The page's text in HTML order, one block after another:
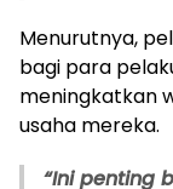
Menurutnya,
bagi para
meningkatkan
usaha mereka.
“Ini penting